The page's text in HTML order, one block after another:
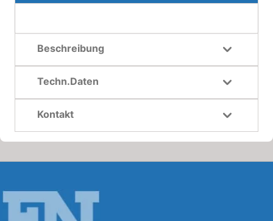
Beschreibung
Techn.Daten
Kontakt